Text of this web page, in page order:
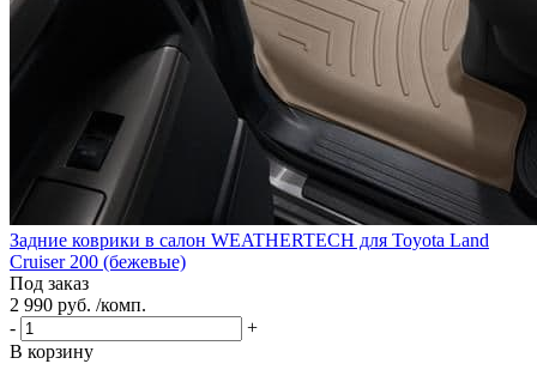
Задние коврики в салон WEATHERTECH для Toyota Land
Cruiser 200 (бежевые)
Под заказ
2 990 руб. /комп.
-
+
В корзину